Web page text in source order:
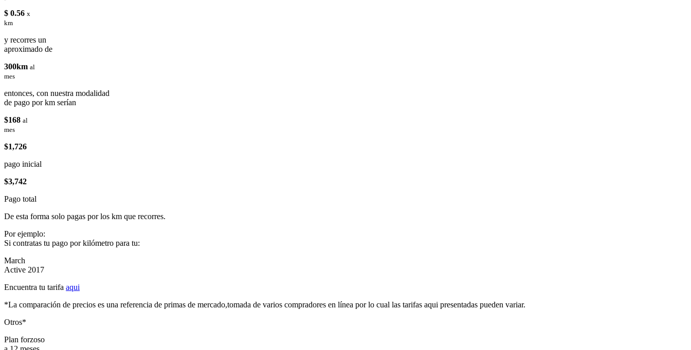
$ 0.56 x
km
y recorres un
aproximado de
300km al
mes
entonces, con nuestra modalidad
de pago por km serían
$168 al
mes
$1,726
pago inicial
$3,742
Pago total
De esta forma solo pagas por los km que recorres.
Por ejemplo:
Si contratas tu pago por kilómetro para tu:
March
Active 2017
Encuentra tu tarifa aqui
*La comparación de precios es una referencia de primas de mercado,tomada de varios compradores en línea por lo cual las tarifas aqui presentadas pueden variar.
Otros*
Plan forzoso